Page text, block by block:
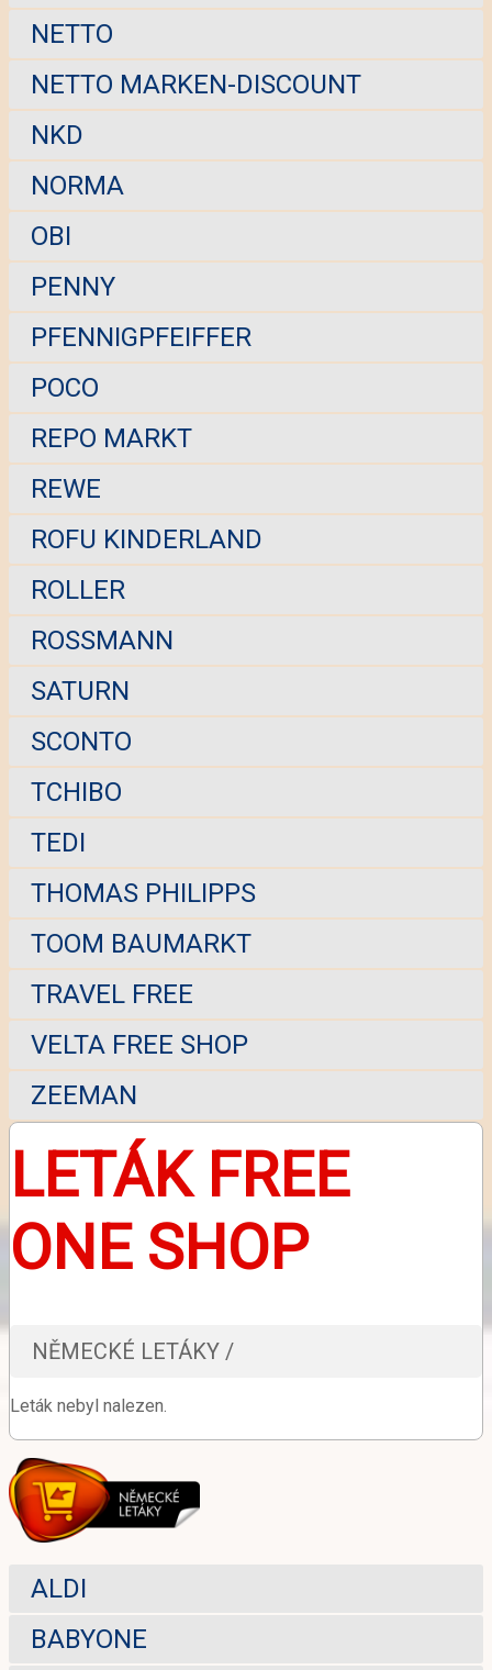
NETTO
NETTO MARKEN-DISCOUNT
NKD
NORMA
OBI
PENNY
PFENNIGPFEIFFER
POCO
REPO MARKT
REWE
ROFU KINDERLAND
ROLLER
ROSSMANN
SATURN
SCONTO
TCHIBO
TEDI
THOMAS PHILIPPS
TOOM BAUMARKT
TRAVEL FREE
VELTA FREE SHOP
ZEEMAN
LETÁK FREE
ONE SHOP
NĚMECKÉ LETÁKY /
Leták nebyl nalezen.
ALDI
BABYONE